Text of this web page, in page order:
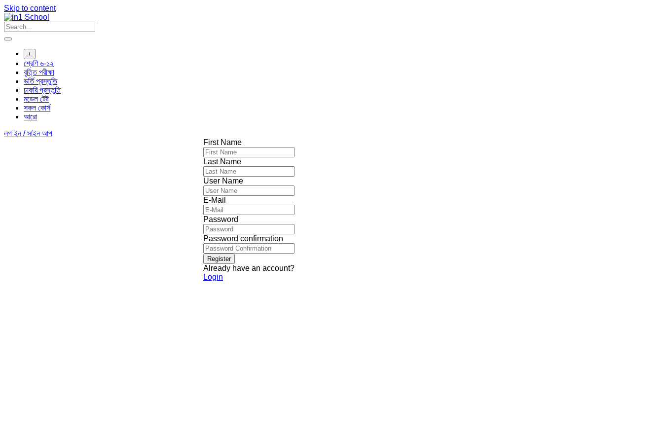
Skip to content
+
শ্রেণি ৬-১২
বৃত্তি পরীক্ষা
ভর্তি প্রস্তুতি
চাকরি প্রস্তুতি
মডেল টেষ্ট
সকল কোর্স
আরো
লগ ইন / সাইন আপ
First Name
Last Name
User Name
E-Mail
Password
Password confirmation
Register
Already have an account?
Login